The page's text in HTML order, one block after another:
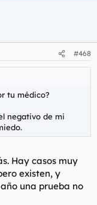
#468
tu médico?
negativo de mi
Hay casos muy
existen, y
una prueba no